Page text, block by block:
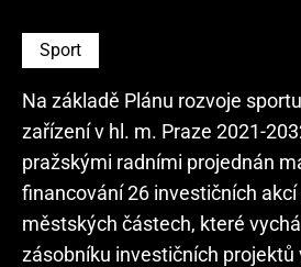
Sport
Na základě Plánu rozvoje
zařízení v hl. m. Praze 2021-
pražskými radními projednán
financování 26 investičních
městských částech, které
zásobníku investičních projektů